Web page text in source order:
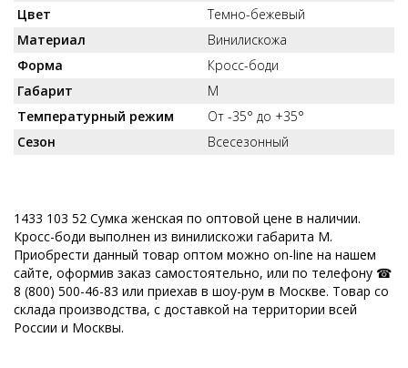
Цвет
Темно-бежевый
Материал
Винилискожа
Форма
Кросс-боди
Габарит
M
Температурный режим
От -35° до +35°
Сезон
Всесезонный
1433 103 52 Сумка женская по оптовой цене в наличии.
Кросс-боди выполнен из винилискожи габарита M.
Приобрести данный товар оптом можно on-line на нашем
сайте, оформив заказ самостоятельно, или по телефону ☎
8 (800) 500-46-83 или приехав в шоу-рум в Москве. Товар со
склада производства, с доставкой на территории всей
России и Москвы.